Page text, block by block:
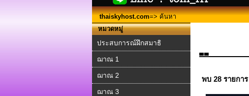
thaiskyhost.com=> ค้นหา
หมวดหมู่
ประสบการณ์ฝึกสมาธิ
ฌาณ 1
ฌาณ 2
ฌาณ 3
พบ 28 รายการ